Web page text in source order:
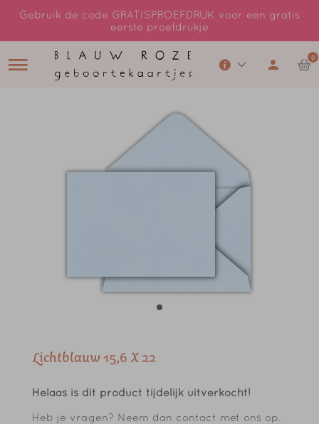
Gebruik de code GRATISPROEFDRUK voor een gratis
eerste proefdrukje
0
Lichtblauw 15,6 X 22
Helaas is dit product tijdelijk uitverkocht!
Heb je vragen? Neem dan contact met ons op.